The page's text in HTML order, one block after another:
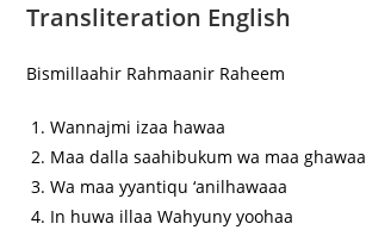
Transliteration English
Bismillaahir Rahmaanir Raheem
Wannajmi izaa hawaa
Maa dalla saahibukum wa maa ghawaa
Wa maa yyantiqu ‘anilhawaaa
In huwa illaa Wahyuny yoohaa